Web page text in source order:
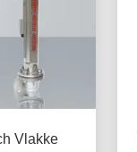
Vlakke